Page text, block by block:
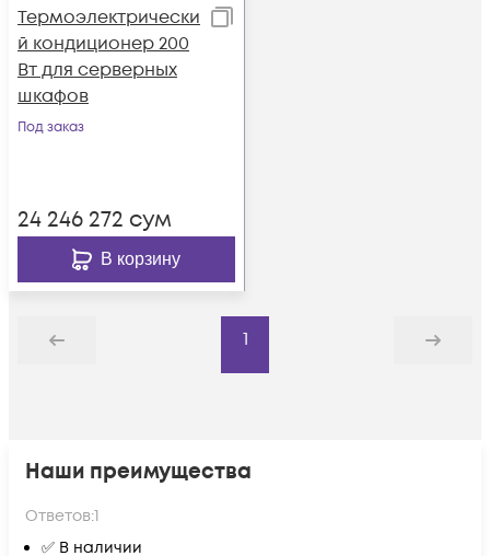
Термоэлектрически
й кондиционер 200
Вт для серверных
шкафов
Под заказ
24 246 272 сум
В корзину
Назад
1
Дальше
Наши преимущества
Ответов:1
✅ В наличии